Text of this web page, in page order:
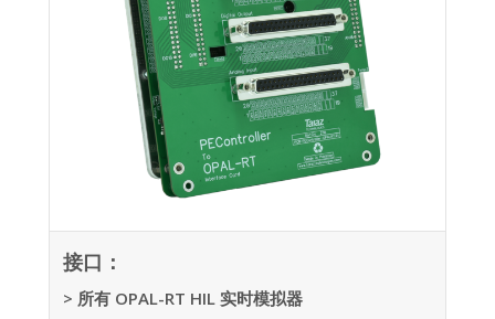
接口：
> 所有 OPAL-RT HIL 实时模拟器